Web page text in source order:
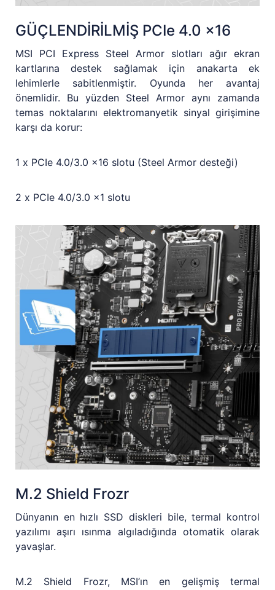
GÜÇLENDİRİLMİŞ PCIe 4.0 x16
MSI PCI Express Steel Armor slotları ağır ekran
kartlarına destek sağlamak için anakarta ek
lehimlerle sabitlenmiştir. Oyunda her avantaj
önemlidir. Bu yüzden Steel Armor aynı zamanda
temas noktalarını elektromanyetik sinyal girişimine
karşı da korur:
1 x PCIe 4.0/3.0 x16 slotu (Steel Armor desteği)
2 x PCIe 4.0/3.0 x1 slotu
M.2 Shield Frozr
Dünyanın en hızlı SSD diskleri bile, termal kontrol
yazılımı aşırı ısınma algıladığında otomatik olarak
yavaşlar.
M.2 Shield Frozr, MSI’ın en gelişmiş termal